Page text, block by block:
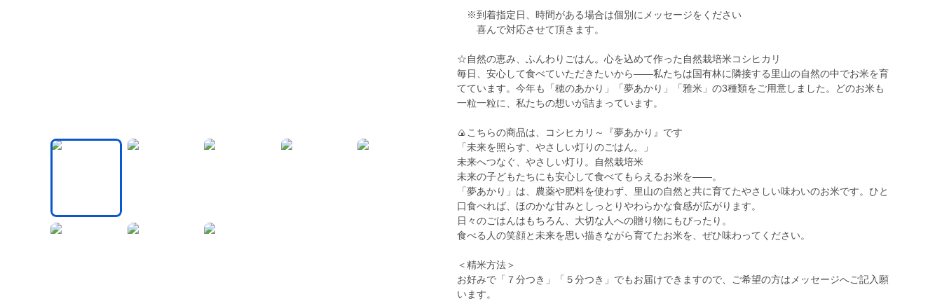
※到着指定日、時間がある場合は個別にメッセージをください
喜んで対応させて頂きます。
☆自然の恵み、ふんわりごはん。心を込めて作った自然栽培米コシヒカリ
毎日、安心して食べていただきたいから——私たちは国有林に隣接する里山の自然の中でお米を育
てています。今年も「穂のあかり」「夢あかり」「雅米」の3種類をご用意しました。どのお米も
一粒一粒に、私たちの想いが詰まっています。
🍙こちらの商品は、コシヒカリ～『夢あかり』です
「未来を照らす、やさしい灯りのごはん。」
未来へつなぐ、やさしい灯り。自然栽培米
未来の子どもたちにも安心して食べてもらえるお米を——。
「夢あかり」は、農薬や肥料を使わず、里山の自然と共に育てたやさしい味わいのお米です。ひと
口食べれば、ほのかな甘みとしっとりやわらかな食感が広がります。
日々のごはんはもちろん、大切な人への贈り物にもぴったり。
食べる人の笑顔と未来を思い描きながら育てたお米を、ぜひ味わってください。
＜精米方法＞
お好みで「７分つき」「５分つき」でもお届けできますので、ご希望の方はメッセージへご記入願
います。